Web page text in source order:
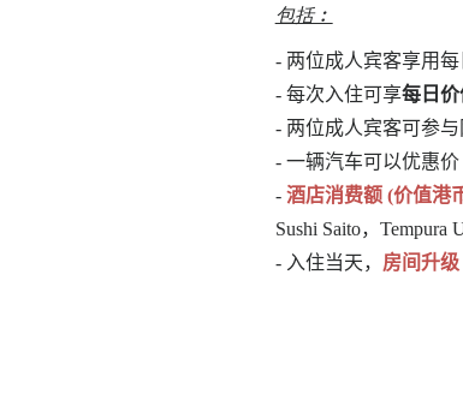
包括︰
- 两位成人宾客享用
- 每次入住可享每日价
- 两位成人宾客可参
- 一辆汽车可以优惠
- 酒店消费额 (价值港
Sushi Saito，Tempura
- 入住当天， 房间升级